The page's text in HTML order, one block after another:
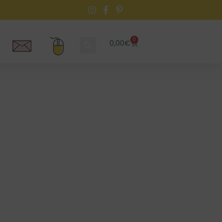
0,00€ 0